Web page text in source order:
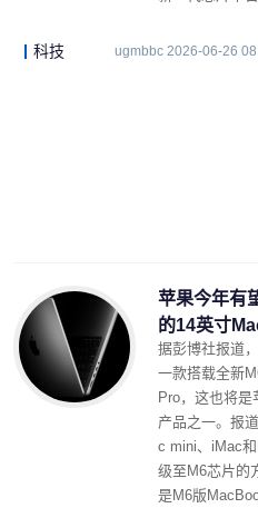
科技 ugmbbc 2026-06-26
苹果今年有
的14英寸
据彭博社报道
一款搭载全新
Pro，这也将
产品之一。报
c mini、iMac
级至M6芯片的
是M6版